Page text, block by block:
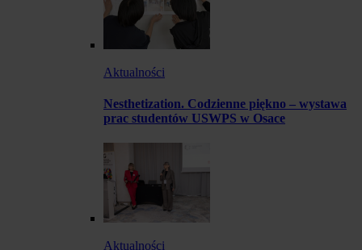
Aktualności
Nesthetization. Codzienne piękno – wystawa
prac studentów USWPS w Osace
Aktualności